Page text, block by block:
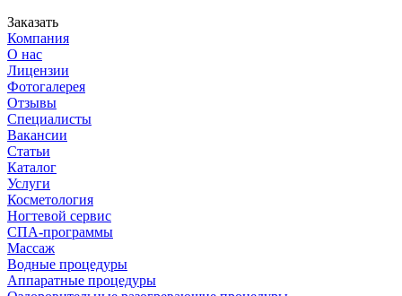
Заказать
Компания
О нас
Лицензии
Фотогалерея
Отзывы
Специалисты
Вакансии
Статьи
Каталог
Услуги
Косметология
Ногтевой сервис
СПА-программы
Массаж
Водные процедуры
Аппаратные процедуры